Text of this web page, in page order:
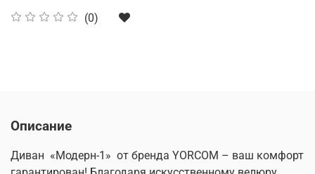
(0)
Описание
Диван «Модерн-1» от бренда YORCOM – ваш комфорт